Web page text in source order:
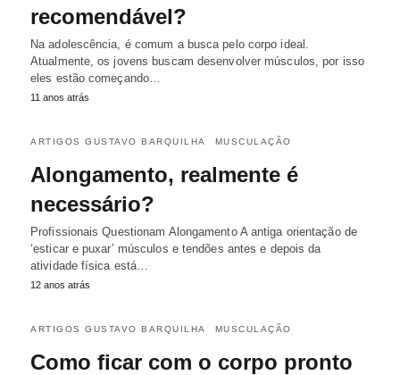
recomendável?
Na adolescência, é comum a busca pelo corpo ideal.
Atualmente, os jovens buscam desenvolver músculos, por isso
eles estão começando…
11 anos atrás
ARTIGOS GUSTAVO BARQUILHA MUSCULAÇÃO
Alongamento, realmente é
necessário?
Profissionais Questionam Alongamento A antiga orientação de
‘esticar e puxar’ músculos e tendões antes e depois da
atividade física está…
12 anos atrás
ARTIGOS GUSTAVO BARQUILHA MUSCULAÇÃO
Como ficar com o corpo pronto